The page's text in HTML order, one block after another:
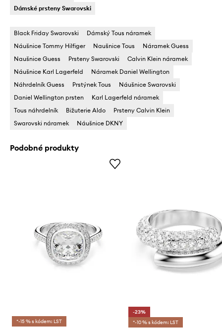
Dámské prsteny Swarovski
Black Friday Swarovski
Dámský Tous náramek
Náušnice Tommy Hilfiger
Naušnice Tous
Náramek Guess
Naušnice Guess
Prsteny Swarovski
Calvin Klein náramek
Náušnice Karl Lagerfeld
Náramek Daniel Wellington
Náhrdelník Guess
Prstýnek Tous
Náušnice Swarovski
Daniel Wellington prsten
Karl Lagerfeld náramek
Tous náhrdelník
Bižuterie Aldo
Prsteny Calvin Klein
Swarovski náramek
Náušnice DKNY
Podobné produkty
*-15 % s kódem: LST
-23%
*-10 % s kódem: LST